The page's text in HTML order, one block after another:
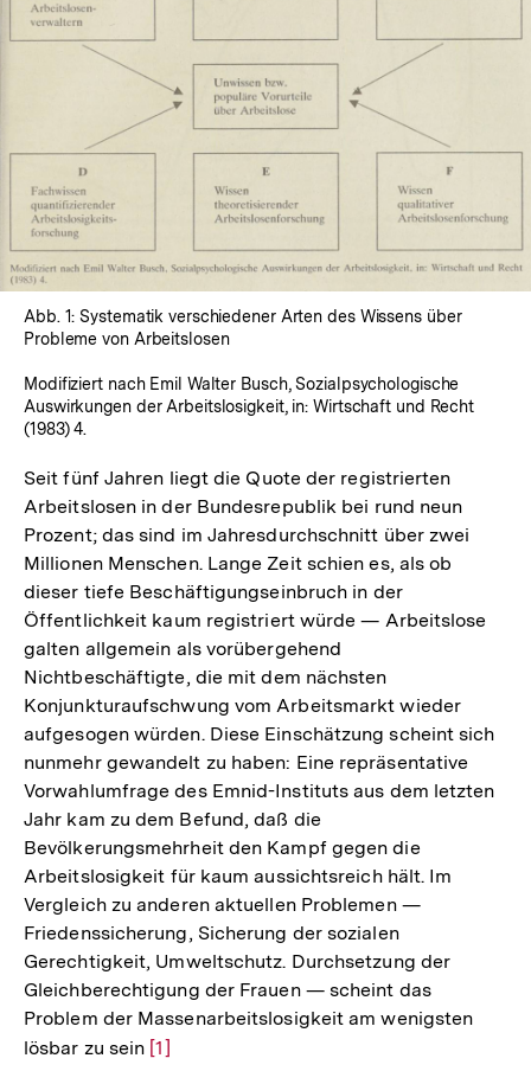
In
Lightbox
Abb. 1: Systematik verschiedener Arten des Wissens über
Probleme von Arbeitslosen
Modifiziert nach Emil Walter Busch, Sozialpsychologische
Auswirkungen der Arbeitslosigkeit, in: Wirtschaft und Recht
(1983) 4.
Seit fünf Jahren liegt die Quote der registrierten
Arbeitslosen in der Bundesrepublik bei rund neun
Prozent; das sind im Jahresdurchschnitt über zwei
Millionen Menschen. Lange Zeit schien es, als ob
dieser tiefe Beschäftigungseinbruch in der
Öffentlichkeit kaum registriert würde — Arbeitslose
galten allgemein als vorübergehend
Nichtbeschäftigte, die mit dem nächsten
Konjunkturaufschwung vom Arbeitsmarkt wieder
aufgesogen würden. Diese Einschätzung scheint sich
nunmehr gewandelt zu haben: Eine repräsentative
Vorwahlumfrage des Emnid-Instituts aus dem letzten
Jahr kam zu dem Befund, daß die
Bevölkerungsmehrheit den Kampf gegen die
Arbeitslosigkeit für kaum aussichtsreich hält. Im
Vergleich zu anderen aktuellen Problemen —
Friedenssicherung, Sicherung der sozialen
Gerechtigkeit, Umweltschutz. Durchsetzung der
Gleichberechtigung der Frauen — scheint das
Problem der Massenarbeitslosigkeit am wenigsten
lösbar zu sein Zur
[1]